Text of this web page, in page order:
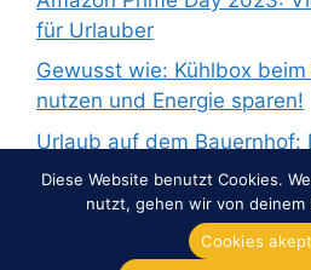
für Urlauber
Gewusst wie: Kühlbox
nutzen und Energie sparen!
Urlaub auf dem Bauernhof:
Pauschalurlaub
Diese Website benutzt Cookies.
nutzt, gehen wir von deinem
Cookies